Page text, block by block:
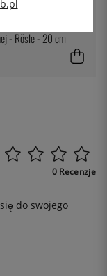
- Rösle - 20 cm
0 Recenzje
do swojego